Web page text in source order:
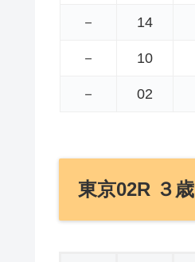
－ 14
－ 10
－ 02
東京02R ３